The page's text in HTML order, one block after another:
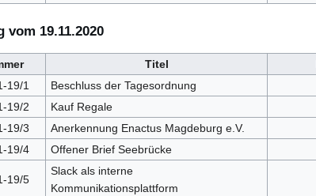
vom 19.11.2020
Titel
19/1
Beschluss der Tagesordnung
19/2
Kauf Regale
19/3
Anerkennung Enactus Magdeburg e.V.
19/4
Offener Brief Seebrücke
19/5
Slack als interne
Kommunikationsplattform